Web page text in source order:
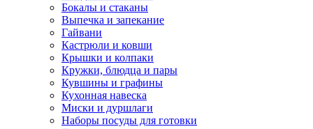
Бокалы и стаканы
Выпечка и запекание
Гайвани
Кастрюли и ковши
Крышки и колпаки
Кружки, блюдца и пары
Кувшины и графины
Кухонная навеска
Миски и дуршлаги
Наборы посуды для готовки